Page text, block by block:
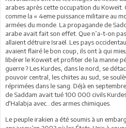
arabes après cette occupation du Koweït.
comme la « 4eme puissance militaire au
armées du monde. La propagande de
arabe avait fait son effet. Que n’a-t-on
allaient détruire Israël. Les pays
avaient flairé le bon coup, ils ont à qui
libérer le Koweït et profiter de la manne
guerre ? Les Kurdes, dans le nord, se
pouvoir central, les chiites au sud, se
réprimées dans le sang. Déjà en
de Saddam avait tué 100 000 civils
d'Halabja avec…des armes chimiques.
Le peuple irakien a été soumis à un